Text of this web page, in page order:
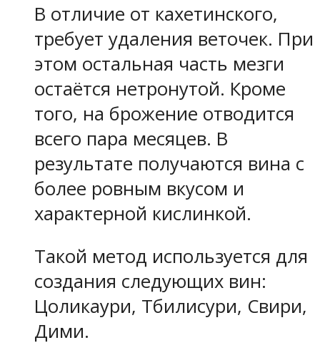
В отличие от кахетинского,
требует удаления веточек. При
этом остальная часть мезги
остаётся нетронутой. Кроме
того, на брожение отводится
всего пара месяцев. В
результате получаются вина с
более ровным вкусом и
характерной кислинкой.
Такой метод используется для
создания следующих вин:
Цоликаури, Тбилисури, Свири,
Дими.